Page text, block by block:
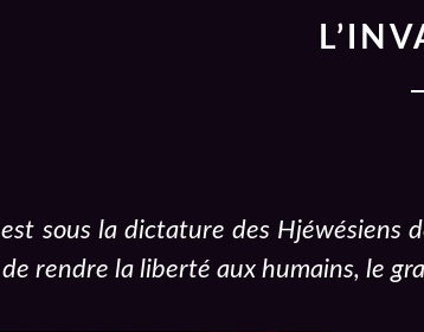
est sous la dictature des Hjéwésiens
rendre la liberté aux humains, le